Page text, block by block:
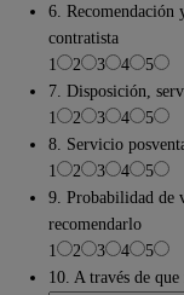
6.
contratista
1
2 3 4
5
7. Disposición,
1
2 3 4
5
8. Servicio
1
2 3 4
5
9. Probabilidad de
recomendarlo
1
2 3 4
5
10. A través de